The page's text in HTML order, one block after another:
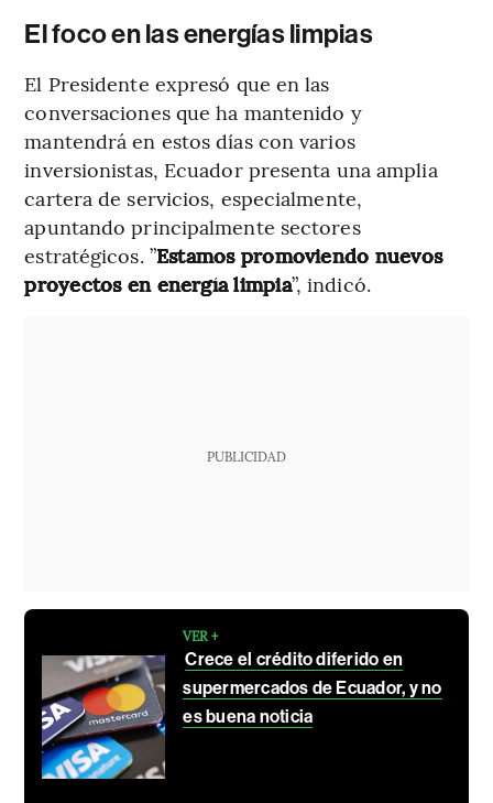
El foco en las energías limpias
El Presidente expresó que en las
conversaciones que ha mantenido y
mantendrá en estos días con varios
inversionistas, Ecuador presenta una amplia
cartera de servicios, especialmente,
apuntando principalmente sectores
estratégicos. ”Estamos promoviendo nuevos
proyectos en energía limpia”, indicó.
PUBLICIDAD
VER +
Crece el crédito diferido en
supermercados de Ecuador, y no
es buena noticia